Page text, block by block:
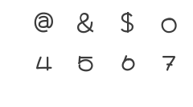
@
& $ 0
4
5 6 7